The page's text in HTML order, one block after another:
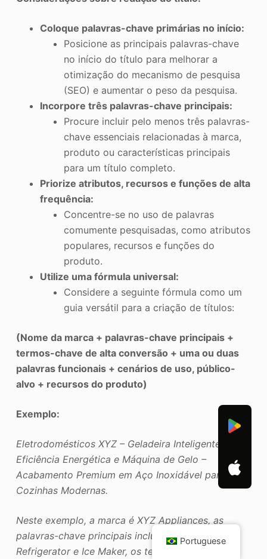
Coloque palavras-chave primárias no início:
Posicione as principais palavras-chave
no início do título para melhorar a
otimização do mecanismo de pesquisa
(SEO) e aumentar o peso da pesquisa.
Incorpore três palavras-chave principais:
Procure incluir pelo menos três palavras-
chave essenciais relacionadas à marca,
produto ou características principais
para um título completo.
Priorize atributos, recursos e funções de alta
frequência:
Concentre-se no uso de palavras
comumente pesquisadas, como atributos
populares, recursos e funções do
produto.
Utilize uma fórmula universal:
Considere a seguinte fórmula como um
guia versátil para a criação de títulos:
(Nome da marca + palavras-chave principais +
termos-chave de alta conversão + uma ou duas
palavras funcionais + cenários de uso, público-
alvo + recursos do produto)
Exemplo:
Eletrodomésticos XYZ – Geladeira Inteligente com
Eficiência Energética e Máquina de Gelo –
Acabamento Premium em Aço Inoxidável para
Cozinhas Modernas.
Neste exemplo, a marca é XYZ Appliances, as
palavras-chave principais incluem Smart
Refrigerator e Ice Maker, os termos de alta
Portuguese